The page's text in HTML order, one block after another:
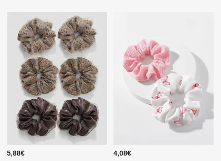
5,88€ 4,08€